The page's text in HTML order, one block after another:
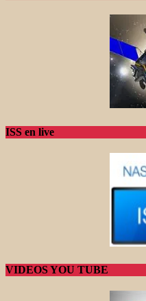
ISS en live
VIDEOS YOU TUBE